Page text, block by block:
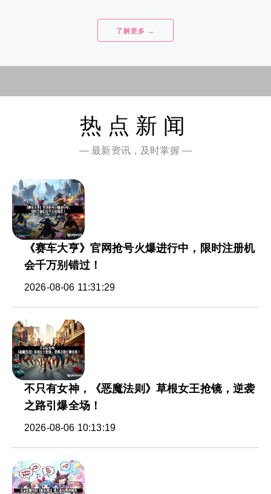
了解更多 →
热点新闻
— 最新资讯，及时掌握 —
《赛车大亨》官网抢号火爆进行中，限时注册机
会千万别错过！
2026-08-06 11:31:29
不只有女神，《恶魔法则》草根女王抢镜，逆袭
之路引爆全场！
2026-08-06 10:13:19